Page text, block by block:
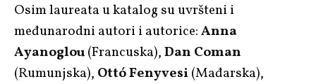
Osim laureata u katalog su uvršteni i
međunarodni autori i autorice:Anna
Ayanoglou(Francuska),Dan Coman
(Rumunjska), Ottó Fenyvesi(Mađarska),